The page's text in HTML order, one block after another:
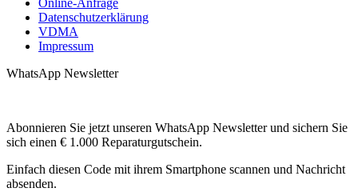
Online-Anfrage
Datenschutzerklärung
VDMA
Impressum
WhatsApp Newsletter
Abonnieren Sie jetzt unseren WhatsApp Newsletter und sichern Sie
sich einen € 1.000 Reparaturgutschein.
Einfach diesen Code mit ihrem Smartphone scannen und Nachricht
absenden.